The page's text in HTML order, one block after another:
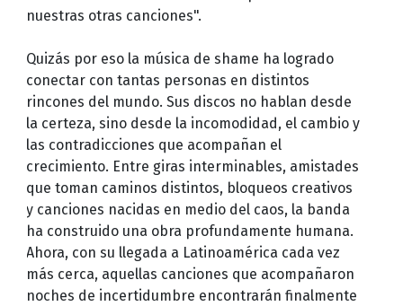
nuestras otras canciones".
Quizás por eso la música de shame ha logrado
conectar con tantas personas en distintos
rincones del mundo. Sus discos no hablan desde
la certeza, sino desde la incomodidad, el cambio y
las contradicciones que acompañan el
crecimiento. Entre giras interminables, amistades
que toman caminos distintos, bloqueos creativos
y canciones nacidas en medio del caos, la banda
ha construido una obra profundamente humana.
Ahora, con su llegada a Latinoamérica cada vez
más cerca, aquellas canciones que acompañaron
noches de incertidumbre encontrarán finalmente